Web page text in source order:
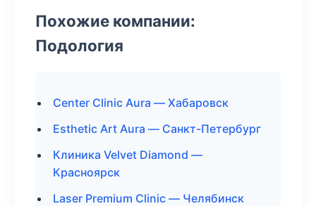
Похожие компании:
Подология
Center Clinic Aura — Хабаровск
Esthetic Art Aura — Санкт-Петербург
Клиника Velvet Diamond —
Красноярск
Laser Premium Clinic — Челябинск